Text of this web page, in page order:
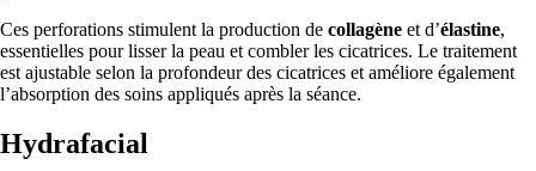
Ces perforations stimulent la production de collagène et d’élastine,
essentielles pour lisser la peau et combler les cicatrices. Le traitement
est ajustable selon la profondeur des cicatrices et améliore également
l’absorption des soins appliqués après la séance.
Hydrafacial